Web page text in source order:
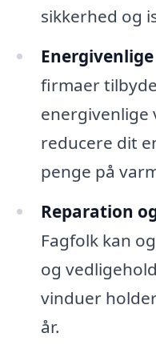
sikkerhed og
firmaer
energivenlige
reducere dit
penge på
Reparation
Fagfolk kan
og
vinduer
år.